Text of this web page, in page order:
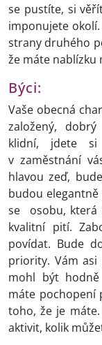
se pustíte, si
imponujete
strany druhého
že máte nablízku
Býci:
Vaše obecná
založený,
klidní, jdete si
v zaměstnání
hlavou zeď,
budou elegantně
se osobu, která
kvalitní pití.
povídat. Bude
priority. Vám asi
mohl být hodně
máte pochopení
toho, že je
aktivit, kolik